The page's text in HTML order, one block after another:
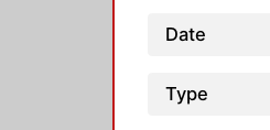
Date
Type